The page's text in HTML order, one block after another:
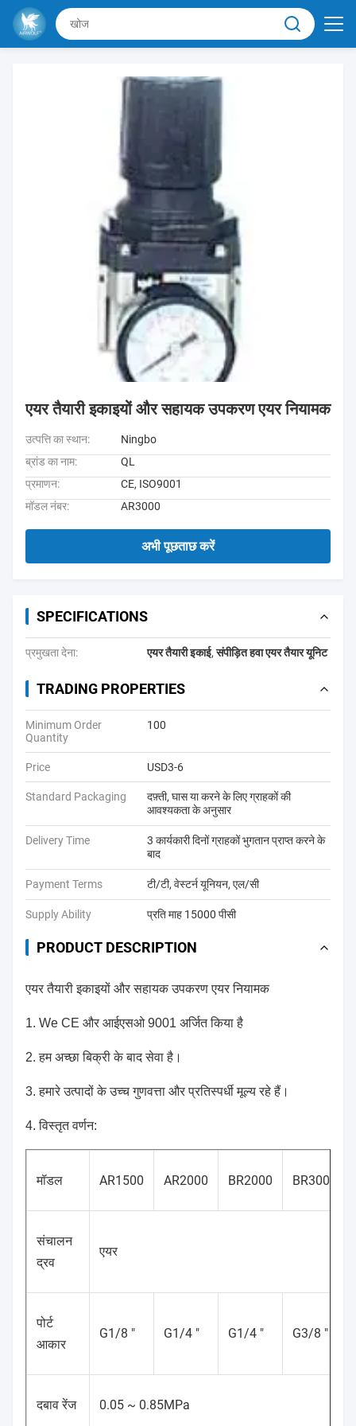
एयर तैयारी इकाइयों और सहायक उपकरण एयर नियामक
उत्पत्ति का स्थान:
Ningbo
ब्रांड का नाम:
QL
प्रमाणन:
CE, ISO9001
मॉडल नंबर:
AR3000
अभी पूछताछ करें
SPECIFICATIONS
प्रमुखता देना: एयर तैयारी इकाई,संपीड़ित हवा एयर तैयार यूनिट
TRADING PROPERTIES
Minimum Order
Quantity
100
Price USD3-6
Standard Packaging
दफ़्ती, घास या करने के लिए ग्राहकों की
आवश्यकता के अनुसार
Delivery Time
3 कार्यकारी दिनों ग्राहकों भुगतान प्राप्त करने के
बाद
Payment Terms टी/टी, वेस्टर्न यूनियन, एल/सी
Supply Ability प्रति माह 15000 पीसी
PRODUCT DESCRIPTION
एयर तैयारी इकाइयों और सहायक उपकरण एयर नियामक
1. We CE और आईएसओ 9001 अर्जित किया है
2. हम अच्छा बिक्री के बाद सेवा है।
3. हमारे उत्पादों के उच्च गुणवत्ता और प्रतिस्पर्धी मूल्य रहे हैं।
4. विस्तृत वर्णन:
मॉडल AR1500 AR2000 BR2000 BR3000
संचालन
द्रव
एयर
पोर्ट
आकार
G1/8 " G1/4 " G1/4 " G3/8 "
दबाव रेंज 0.05 ~ 0.85MPa